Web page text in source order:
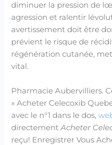
diminuer la pression de
agression et ralentir
avertissement doit être
prévient le risque de
régénération cutanée,
vital.
Pharmacie Aubervilliers.
» Acheter Celecoxib
avec le n°1 dans le dos,
directementAcheter
reçu! Enregistrer Vous